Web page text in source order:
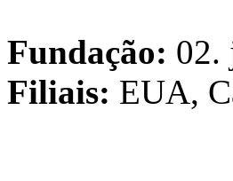
Fundação: 02.
Filiais: EUA,